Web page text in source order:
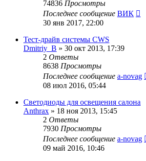
74836 Просмотры
Последнее сообщение ВИК
30 янв 2017, 22:00
Тест-драйв системы CWS
Dmitriy_B » 30 окт 2013, 17:39
2 Ответы
8638 Просмотры
Последнее сообщение a-novag
08 июл 2016, 05:44
Светодиоды для освещения салона
Anthrax » 18 ноя 2013, 15:45
2 Ответы
7930 Просмотры
Последнее сообщение a-novag
09 май 2016, 10:46